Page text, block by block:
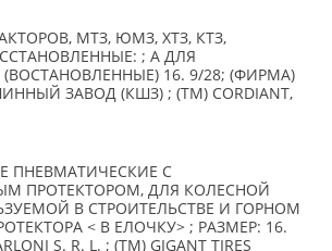
МТЗ, ЮМЗ, ХТЗ, КТЗ,
; А ДЛЯ
16. 9/28; (ФИРМА)
ЗАВОД (КШЗ) ; (TM) CORDIANT,
ПНЕВМАТИЧЕСКИЕ С
ПРОТЕКТОРОМ, ДЛЯ КОЛЕСНОЙ
В СТРОИТЕЛЬСТВЕ И ГОРНОМ
< В ЕЛОЧКУ> ; РАЗМЕР: 16.
S. R. L. ; (TM) GIGANT TIRES